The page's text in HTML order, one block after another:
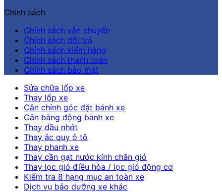
Chính sách
Chính sách vận chuyển
Chính sách đổi trả
Chính sách kiểm hàng
Chính sách thanh toán
Chính sách bảo mật
Sửa chữa lốp xe
Thay lốp xe
Cân chỉnh góc đặt bánh xe
Cân bằng động bánh xe
Thay dầu nhớt
Thay ắc quy ô tô
Thay phanh xe
Thay cần gạt nước kính chắn gió
Thay lọc gió điều hòa / lọc gió động cơ
Kiểm tra 8 hạng mục an toàn xe
Dịch vụ bảo dưỡng xe khác